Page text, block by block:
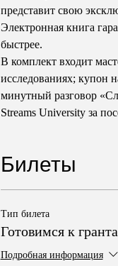
представит свою
Электронная книга
быстрее.
В комплект входит
исследованиях; купон
минутный разговор
Streams University за
Билеты
Тип билета
Готовимся к
Подробная информация